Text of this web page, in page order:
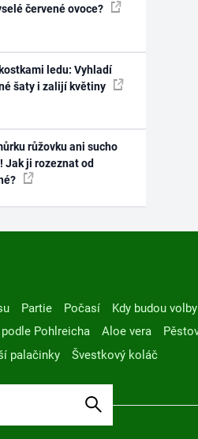
červené ovoce?
ledu: Vyhladí
šaty i zalijí květiny
růžovku ani sucho
Jak ji rozeznat od
Partie Počasí Kdy budou volby
Pohlreicha Aloe vera
palačinky Švestkový koláč